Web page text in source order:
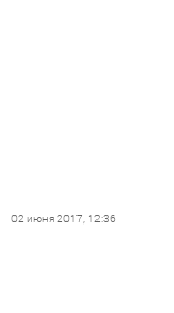
02 июня 2017, 12:36